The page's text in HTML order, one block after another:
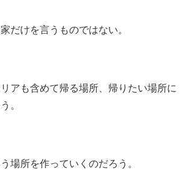
だけを言うものではない。
アも含めて帰る場所、帰りたい場所に
。
場所を作っていくのだろう。